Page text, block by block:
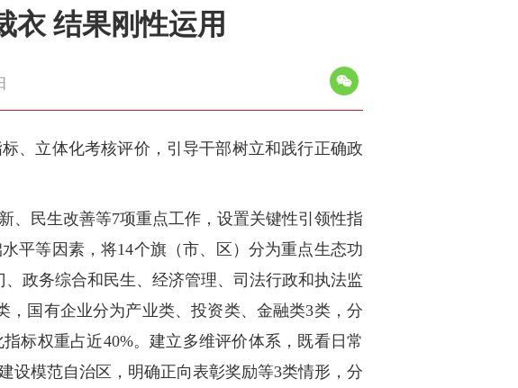
衣 结果刚性运用
、立体化考核评价，引导干部树立和践行正确政
、民生改善等7项重点工作，设置关键性引领性指
平等因素，将14个旗（市、区）分为重点生态功
政务综合和民生、经济管理、司法行政和执法监
国有企业分为产业类、投资类、金融类3类，分
标权重占近40%。建立多维评价体系，既看日常
设模范自治区，明确正向表彰奖励等3类情形，分